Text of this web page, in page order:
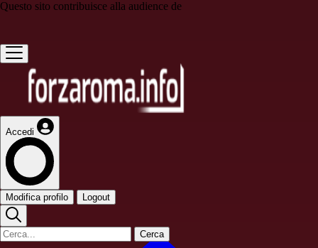
Questo sito contribuisce alla audience de
Accedi
Modifica profilo Logout
Cerca